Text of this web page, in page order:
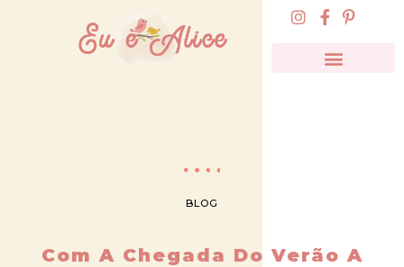
BLOG
Com A Chegada Do Verão A